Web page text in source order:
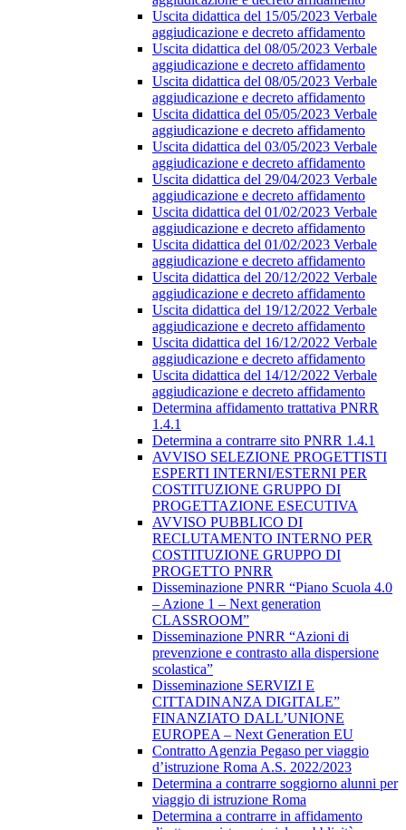
Uscita didattica del 15/05/2023 Verbale
aggiudicazione e decreto affidamento
Uscita didattica del 08/05/2023 Verbale
aggiudicazione e decreto affidamento
Uscita didattica del 08/05/2023 Verbale
aggiudicazione e decreto affidamento
Uscita didattica del 05/05/2023 Verbale
aggiudicazione e decreto affidamento
Uscita didattica del 03/05/2023 Verbale
aggiudicazione e decreto affidamento
Uscita didattica del 29/04/2023 Verbale
aggiudicazione e decreto affidamento
Uscita didattica del 01/02/2023 Verbale
aggiudicazione e decreto affidamento
Uscita didattica del 01/02/2023 Verbale
aggiudicazione e decreto affidamento
Uscita didattica del 20/12/2022 Verbale
aggiudicazione e decreto affidamento
Uscita didattica del 19/12/2022 Verbale
aggiudicazione e decreto affidamento
Uscita didattica del 16/12/2022 Verbale
aggiudicazione e decreto affidamento
Uscita didattica del 14/12/2022 Verbale
aggiudicazione e decreto affidamento
Determina affidamento trattativa PNRR
1.4.1
Determina a contrarre sito PNRR 1.4.1
AVVISO SELEZIONE PROGETTISTI
ESPERTI INTERNI/ESTERNI PER
COSTITUZIONE GRUPPO DI
PROGETTAZIONE ESECUTIVA
AVVISO PUBBLICO DI
RECLUTAMENTO INTERNO PER
COSTITUZIONE GRUPPO DI
PROGETTO PNRR
Disseminazione PNRR “Piano Scuola 4.0
– Azione 1 – Next generation
CLASSROOM”
Disseminazione PNRR “Azioni di
prevenzione e contrasto alla dispersione
scolastica”
Disseminazione SERVIZI E
CITTADINANZA DIGITALE”
FINANZIATO DALL’UNIONE
EUROPEA – Next Generation EU
Contratto Agenzia Pegaso per viaggio
d’istruzione Roma A.S. 2022/2023
Determina a contrarre soggiorno alunni per
viaggio di istruzione Roma
Determina a contrarre in affidamento